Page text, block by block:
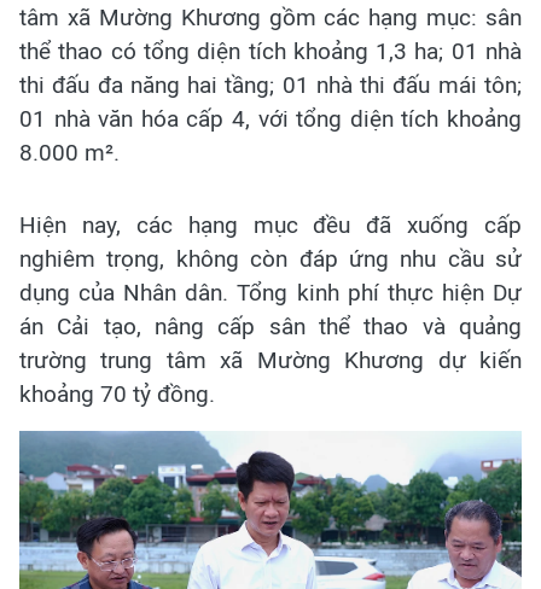
tâm xã Mường Khương gồm các hạng mục: sân
thể thao có tổng diện tích khoảng 1,3 ha; 01 nhà
thi đấu đa năng hai tầng; 01 nhà thi đấu mái tôn;
01 nhà văn hóa cấp 4, với tổng diện tích khoảng
8.000 m².
Hiện nay, các hạng mục đều đã xuống cấp
nghiêm trọng, không còn đáp ứng nhu cầu sử
dụng của Nhân dân. Tổng kinh phí thực hiện Dự
án Cải tạo, nâng cấp sân thể thao và quảng
trường trung tâm xã Mường Khương dự kiến
khoảng 70 tỷ đồng.